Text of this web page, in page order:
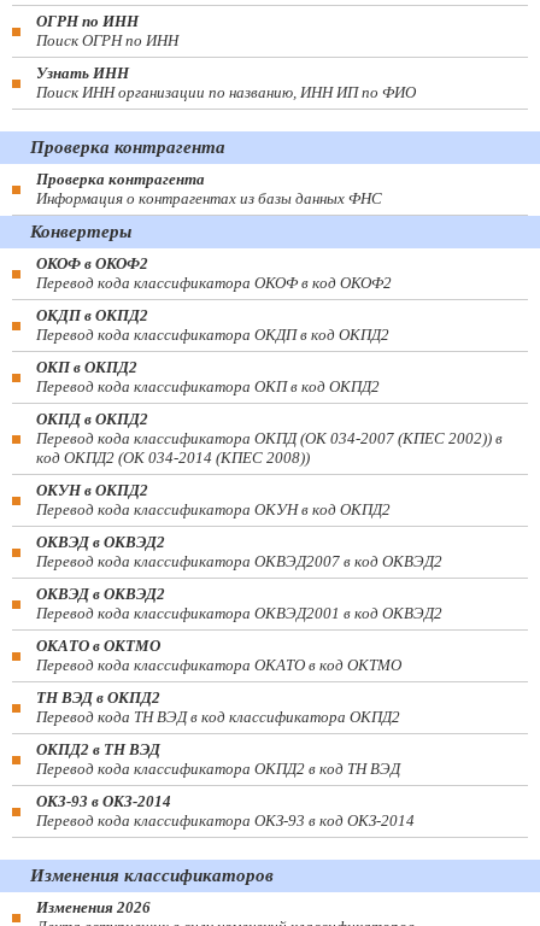
ОГРН по ИНН
Поиск ОГРН по ИНН
Узнать ИНН
Поиск ИНН организации по названию, ИНН ИП по ФИО
Проверка контрагента
Проверка контрагента
Информация о контрагентах из базы данных ФНС
Конвертеры
ОКОФ в ОКОФ2
Перевод кода классификатора ОКОФ в код ОКОФ2
ОКДП в ОКПД2
Перевод кода классификатора ОКДП в код ОКПД2
ОКП в ОКПД2
Перевод кода классификатора ОКП в код ОКПД2
ОКПД в ОКПД2
Перевод кода классификатора ОКПД (ОК 034-2007 (КПЕС 2002)) в
код ОКПД2 (ОК 034-2014 (КПЕС 2008))
ОКУН в ОКПД2
Перевод кода классификатора ОКУН в код ОКПД2
ОКВЭД в ОКВЭД2
Перевод кода классификатора ОКВЭД2007 в код ОКВЭД2
ОКВЭД в ОКВЭД2
Перевод кода классификатора ОКВЭД2001 в код ОКВЭД2
ОКАТО в ОКТМО
Перевод кода классификатора ОКАТО в код ОКТМО
ТН ВЭД в ОКПД2
Перевод кода ТН ВЭД в код классификатора ОКПД2
ОКПД2 в ТН ВЭД
Перевод кода классификатора ОКПД2 в код ТН ВЭД
ОКЗ-93 в ОКЗ-2014
Перевод кода классификатора ОКЗ-93 в код ОКЗ-2014
Изменения классификаторов
Изменения 2026